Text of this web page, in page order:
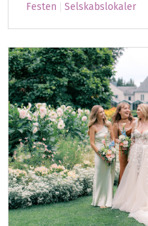
Festen Selskabslokaler